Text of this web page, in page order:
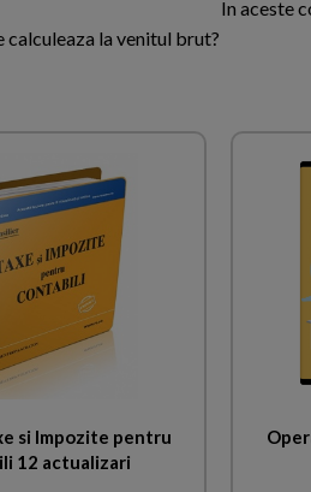
In aceste
la venitul brut?
si Impozite pentru
12 actualizari